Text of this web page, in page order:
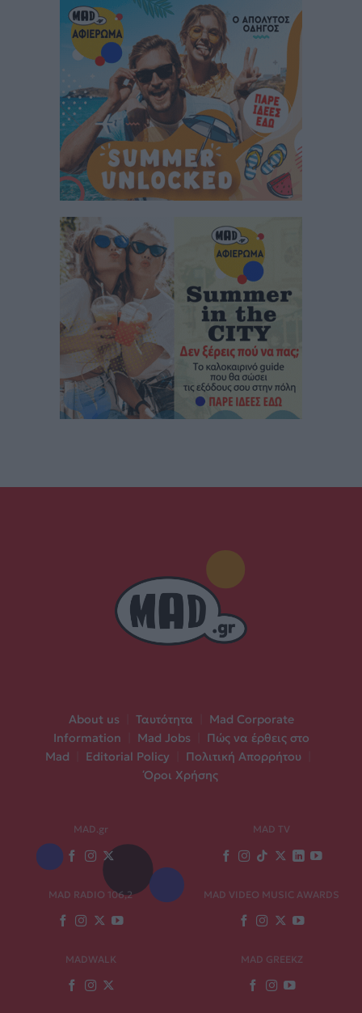
About us Ταυτότητα
Mad Corporate
Information
Mad Jobs
Πώς να έρθεις στο
Mad
Editorial Policy Πολιτική Απορρήτου
Όροι Χρήσης
MAD.gr MAD TV
MAD RADIO 106,2 MAD VIDEO MUSIC AWARDS
MADWALK MAD GREEKZ